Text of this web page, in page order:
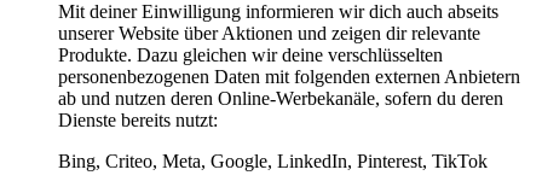
Mit deiner Einwilligung informieren wir dich auch abseits
unserer Website über Aktionen und zeigen dir relevante
Produkte. Dazu gleichen wir deine verschlüsselten
personenbezogenen Daten mit folgenden externen Anbietern
ab und nutzen deren Online-Werbekanäle, sofern du deren
Dienste bereits nutzt:
Bing, Criteo, Meta, Google, LinkedIn, Pinterest, TikTok